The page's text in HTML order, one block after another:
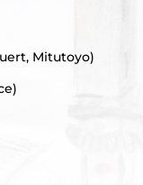
Mitutoyo)